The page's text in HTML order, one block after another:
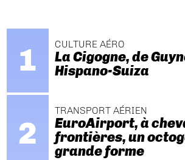
CULTURE AÉRO
La Cigogne, de
Hispano-Suiza
TRANSPORT AÉRIEN
EuroAirport, à
frontières, un
grande forme